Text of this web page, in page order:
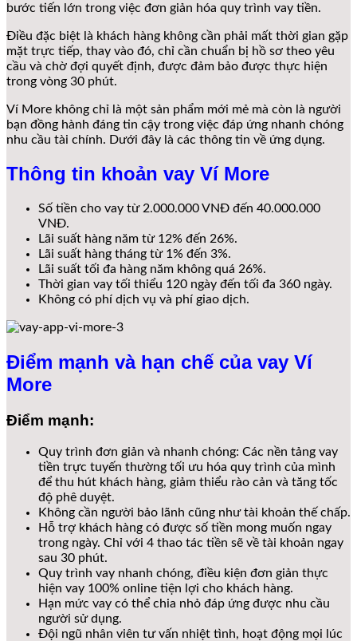
bước tiến lớn trong việc đơn giản hóa quy trình vay tiền.
Điều đặc biệt là khách hàng không cần phải mất thời gian gặp
mặt trực tiếp, thay vào đó, chỉ cần chuẩn bị hồ sơ theo yêu
cầu và chờ đợi quyết định, được đảm bảo được thực hiện
trong vòng 30 phút.
Ví More không chỉ là một sản phẩm mới mẻ mà còn là người
bạn đồng hành đáng tin cậy trong việc đáp ứng nhanh chóng
nhu cầu tài chính. Dưới đây là các thông tin về ứng dụng.
Thông tin khoản vay Ví More
Số tiền cho vay từ 2.000.000 VNĐ đến 40.000.000
VNĐ.
Lãi suất hàng năm từ 12% đến 26%.
Lãi suất hàng tháng từ 1% đến 3%.
Lãi suất tối đa hàng năm không quá 26%.
Thời gian vay tối thiểu 120 ngày đến tối đa 360 ngày.
Không có phí dịch vụ và phí giao dịch.
Điểm mạnh và hạn chế của vay Ví
More
Điểm mạnh:
Quy trình đơn giản và nhanh chóng: Các nền tảng vay
tiền trực tuyến thường tối ưu hóa quy trình của mình
để thu hút khách hàng, giảm thiểu rào cản và tăng tốc
độ phê duyệt.
Không cần người bảo lãnh cũng như tài khoản thế chấp.
Hỗ trợ khách hàng có được số tiền mong muốn ngay
trong ngày. Chỉ với 4 thao tác tiền sẽ về tài khoản ngay
sau 30 phút.
Quy trình vay nhanh chóng, điều kiện đơn giản thực
hiện vay 100% online tiện lợi cho khách hàng.
Hạn mức vay có thể chia nhỏ đáp ứng được nhu cầu
người sử dụng.
Đội ngũ nhân viên tư vấn nhiệt tình, hoạt động mọi lúc